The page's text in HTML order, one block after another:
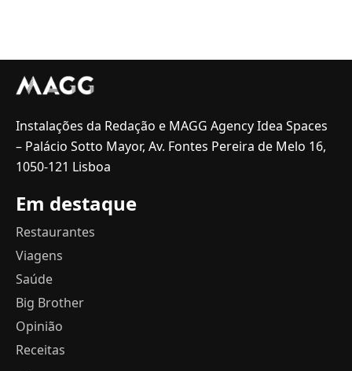
Instalações da Redação e MAGG Agency Idea Spaces
– Palácio Sotto Mayor, Av. Fontes Pereira de Melo 16,
1050-121 Lisboa
Em destaque
Restaurantes
Viagens
Saúde
Big Brother
Opinião
Receitas